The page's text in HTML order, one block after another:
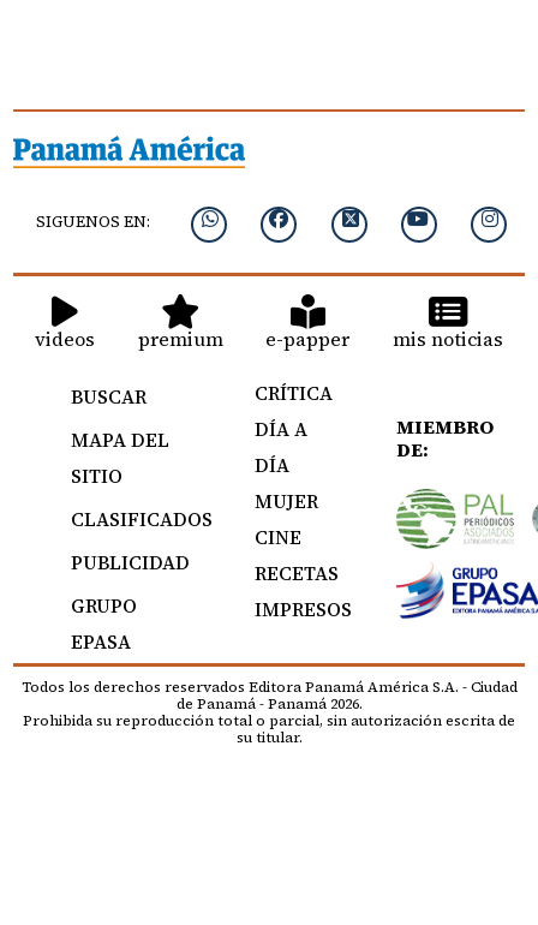
SIGUENOS EN:
videos premium e-papper mis noticias
BUSCAR
MAPA DEL
SITIO
CLASIFICADOS
PUBLICIDAD
GRUPO
EPASA
CRÍTICA
DÍA A
DÍA
MUJER
CINE
RECETAS
IMPRESOS
MIEMBRO
DE:
Todos los derechos reservados Editora Panamá América S.A. - Ciudad
de Panamá - Panamá 2026.
Prohibida su reproducción total o parcial, sin autorización escrita de
su titular.